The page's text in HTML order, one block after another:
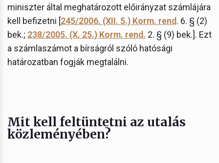
miniszter által meghatározott előirányzat számlájára
kell befizetni [245/2006. (XII. 5.) Korm. rend. 6. § (2)
bek.; 238/2005. (X. 25.) Korm. rend. 2. § (9) bek.]. Ezt
a számlaszámot a bírságról szóló hatósági
határozatban fogják megtalálni.
Mit kell feltüntetni az utalás
közleményében?